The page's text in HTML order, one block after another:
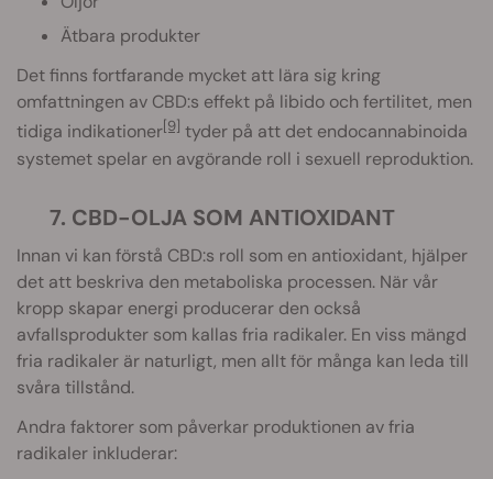
Ätbara produkter
Det finns fortfarande mycket att lära sig kring
omfattningen av CBD:s effekt på libido och fertilitet, men
tidiga indikationer[9] tyder på att det endocannabinoida
systemet spelar en avgörande roll i sexuell reproduktion.
7. CBD-OLJA SOM ANTIOXIDANT
Innan vi kan förstå CBD:s roll som en antioxidant, hjälper
det att beskriva den metaboliska processen. När vår
kropp skapar energi producerar den också
avfallsprodukter som kallas fria radikaler. En viss mängd
fria radikaler är naturligt, men allt för många kan leda till
svåra tillstånd.
Andra faktorer som påverkar produktionen av fria
radikaler inkluderar: